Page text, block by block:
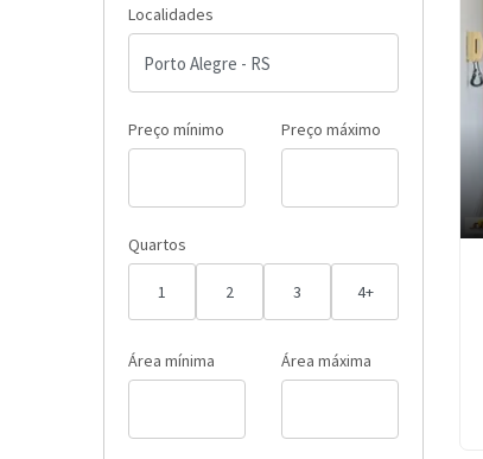
Localidades
Preço mínimo Preço máximo
Quartos
1 2 3 4+
Área mínima Área máxima